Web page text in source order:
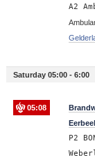
A2
Saturday 05:00 - 6:00
05:08
P2